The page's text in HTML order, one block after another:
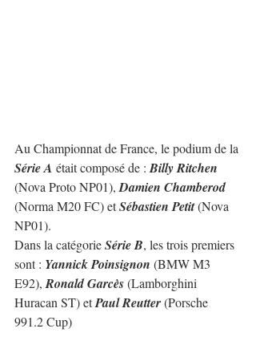
Au Championnat de France, le podium de la
Série A était composé de : Billy Ritchen
(Nova Proto NP01), Damien Chamberod
(Norma M20 FC) et Sébastien Petit (Nova
NP01).
Dans la catégorie Série B, les trois premiers
sont : Yannick Poinsignon (BMW M3
E92), Ronald Garcès (Lamborghini
Huracan ST) et Paul Reutter (Porsche
991.2 Cup)